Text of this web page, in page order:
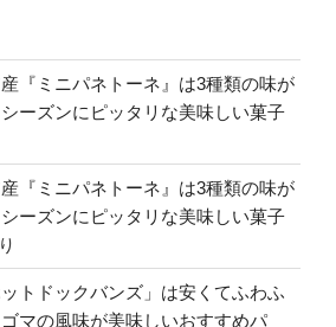
『ミニパネトーネ』は3種類の味が
ーズンにピッタリな美味しい菓子
『ミニパネトーネ』は3種類の味が
ーズンにピッタリな美味しい菓子
トドックバンズ」は安くてふわふ
マの風味が美味しいおすすめパ